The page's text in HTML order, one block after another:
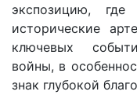
экспозицию, где
исторические
ключевых
войны, в
знак глубокой